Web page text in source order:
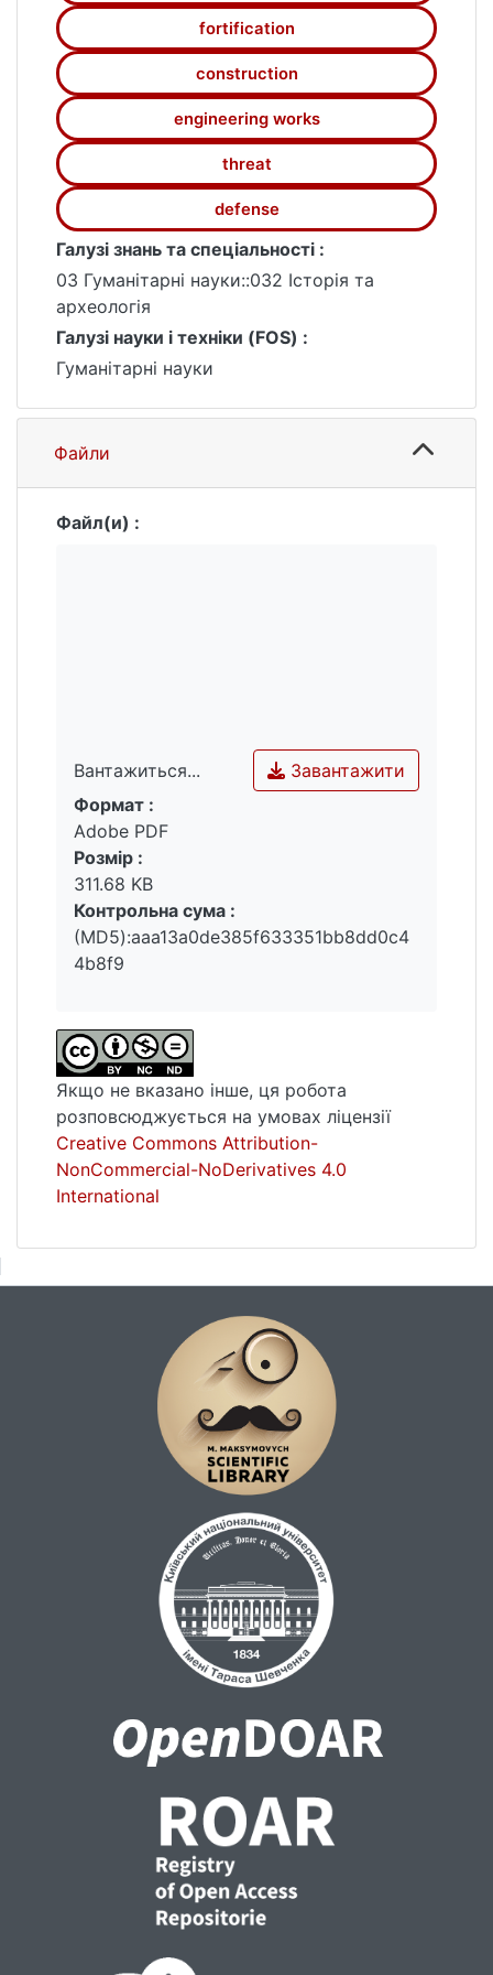
fortification
construction
engineering works
threat
defense
Галузі знань та спеціальності :
03 Гуманітарні науки::032 Історія та
археологія
Галузі науки і техніки (FOS) :
Гуманітарні науки
Файли
Файл(и) :
Вантажиться...
Вантажиться...
Завантажити
Формат :
Adobe PDF
Розмір :
311.68 KB
Контрольна сума :
(MD5):aaa13a0de385f633351bb8dd0c4
4b8f9
Якщо не вказано інше, ця робота
розповсюджується на умовах ліцензії
Creative Commons Attribution-
NonCommercial-NoDerivatives 4.0
International